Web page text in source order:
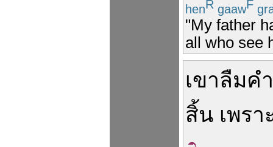
henR gaawF
"My father
all who see
เขาลืมคำ
สิ้น เพรา